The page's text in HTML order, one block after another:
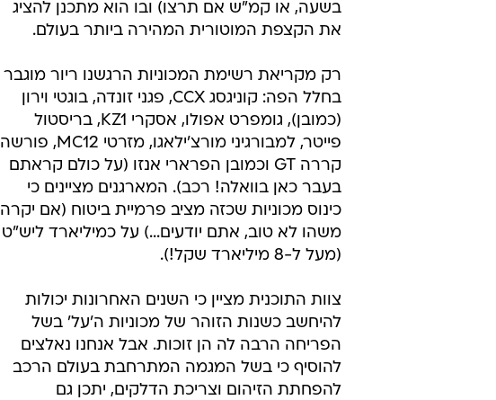
בשעה, או קמ"ש אם תרצו) ובו הוא מתכנן להציג
את הקצפת המוטורית המהירה ביותר בעולם.
רק מקריאת רשימת המכוניות הרגשנו ריור מוגבר
בחלל הפה: קוניגסג CCX, פגני זונדה, בוגטי וירון
(כמובן), גומפרט אפולו, אסקרי KZ1, בריסטול
פייטר, למבורגיני מורצ'ילאגו, מזרטי MC12, פורשה
קררה GT וכמובן הפרארי אנזו (על כולם קראתם
בעבר כאן בוואלה! רכב). המארגנים מציינים כי
כינוס מכוניות שכזה מציב פרמיית ביטוח (אם יקרה
משהו לא טוב, אתם יודעים...) על כמיליארד ליש"ט
(מעל ל-8 מיליארד שקל!).
צוות התוכנית מציין כי השנים האחרונות יכולות
להיחשב כשנות הזוהר של מכוניות ה'על' בשל
הפריחה הרבה לה הן זוכות. אבל אנחנו נאלצים
להוסיף כי בשל המגמה המתרחבת בעולם הרכב
להפחתת הזיהום וצריכת הדלקים, יתכן גם